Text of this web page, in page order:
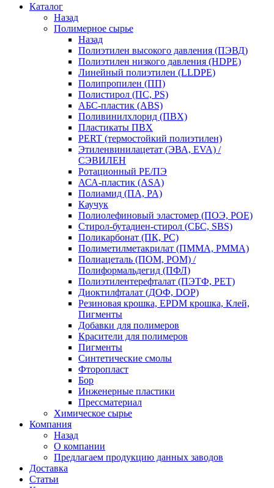
Каталог
Назад
Полимерное сырье
Назад
Полиэтилен высокого давления (ПЭВД)
Полиэтилен низкого давления (HDPE)
Линейный полиэтилен (LLDPE)
Полипропилен (ПП)
Полистирол (ПС, PS)
АБС-пластик (ABS)
Поливинилхлорид (ПВХ)
Пластикаты ПВХ
PERT (термостойкий полиэтилен)
Этиленвинилацетат (ЭВА, EVA) /
СЭВИЛЕН
Ротационный PE/ПЭ
АСА-пластик (ASA)
Полиамид (ПА, PA)
Каучук
Полиолефиновый эластомер (ПОЭ, POE)
Стирол-бутадиен-стирол (СБС, SBS)
Поликарбонат (ПК, PC)
Полиметилметакрилат (ПММА, PMMA)
Полиацеталь (ПОМ, POM) /
Полиформальдегид (ПФЛ)
Полиэтилентерефталат (ПЭТФ, PET)
Диоктилфталат (ДОФ, DOP)
Резиновая крошка, EPDM крошка, Клей,
Пигменты
Добавки для полимеров
Красители для полимеров
Пигменты
Синтетические смолы
Фторопласт
Бор
Инженерные пластики
Прессматериал
Химическое сырье
Компания
Назад
О компании
Предлагаем продукцию данных заводов
Доставка
Статьи